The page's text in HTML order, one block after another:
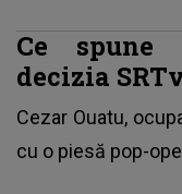
Ce spune
decizia
Cezar Ouatu,
cu o piesă pop-